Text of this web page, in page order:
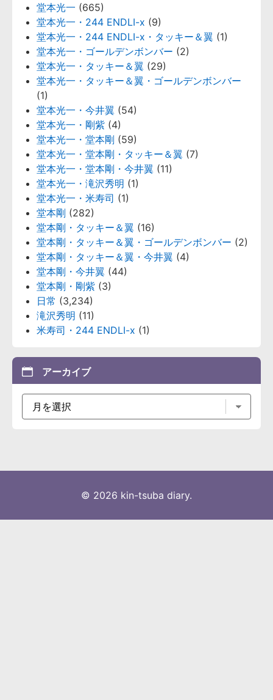
堂本光一 (665)
堂本光一・244 ENDLI-x (9)
堂本光一・244 ENDLI-x・タッキー＆翼 (1)
堂本光一・ゴールデンボンバー (2)
堂本光一・タッキー＆翼 (29)
堂本光一・タッキー＆翼・ゴールデンボンバー
(1)
堂本光一・今井翼 (54)
堂本光一・剛紫 (4)
堂本光一・堂本剛 (59)
堂本光一・堂本剛・タッキー＆翼 (7)
堂本光一・堂本剛・今井翼 (11)
堂本光一・滝沢秀明 (1)
堂本光一・米寿司 (1)
堂本剛 (282)
堂本剛・タッキー＆翼 (16)
堂本剛・タッキー＆翼・ゴールデンボンバー (2)
堂本剛・タッキー＆翼・今井翼 (4)
堂本剛・今井翼 (44)
堂本剛・剛紫 (3)
日常 (3,234)
滝沢秀明 (11)
米寿司・244 ENDLI-x (1)
アーカイブ
© 2026 kin-tsuba diary.